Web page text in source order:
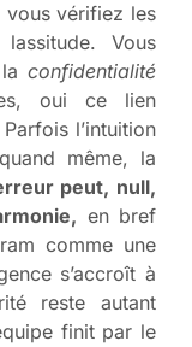
vérifiez les
Vous
confidentialité
oui ce lien
l’intuition
même, la
peut, null,
en bref
comme une
s’accroît à
reste autant
finit par le